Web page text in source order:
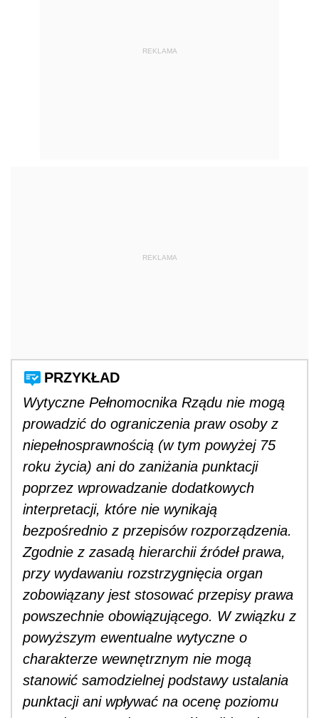
REKLAMA
REKLAMA
PRZYKŁAD
Wytyczne Pełnomocnika Rządu nie mogą
prowadzić do ograniczenia praw osoby z
niepełnosprawnością (w tym powyżej 75
roku życia) ani do zaniżania punktacji
poprzez wprowadzanie dodatkowych
interpretacji, które nie wynikają
bezpośrednio z przepisów rozporządzenia.
Zgodnie z zasadą hierarchii źródeł prawa,
przy wydawaniu rozstrzygnięcia organ
zobowiązany jest stosować przepisy prawa
powszechnie obowiązującego. W związku z
powyższym ewentualne wytyczne o
charakterze wewnętrznym nie mogą
stanowić samodzielnej podstawy ustalania
punktacji ani wpływać na ocenę poziomu